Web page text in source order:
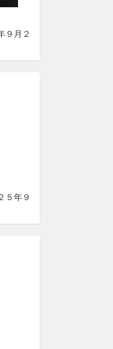
９月２
５年９